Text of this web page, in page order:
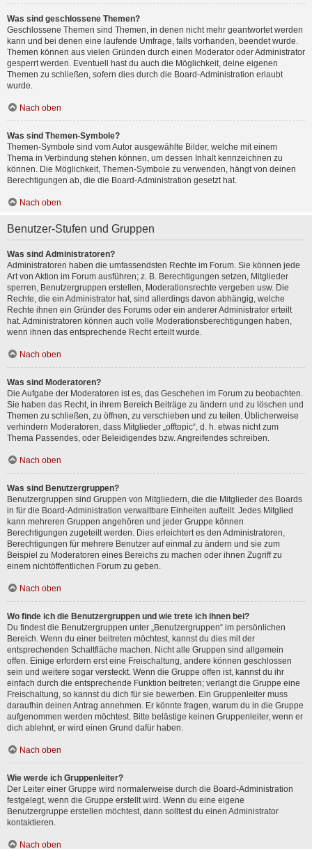
Was sind geschlossene Themen?
Geschlossene Themen sind Themen, in denen nicht mehr geantwortet werden
kann und bei denen eine laufende Umfrage, falls vorhanden, beendet wurde.
Themen können aus vielen Gründen durch einen Moderator oder Administrator
gesperrt werden. Eventuell hast du auch die Möglichkeit, deine eigenen
Themen zu schließen, sofern dies durch die Board-Administration erlaubt
wurde.
Nach oben
Was sind Themen-Symbole?
Themen-Symbole sind vom Autor ausgewählte Bilder, welche mit einem
Thema in Verbindung stehen können, um dessen Inhalt kennzeichnen zu
können. Die Möglichkeit, Themen-Symbole zu verwenden, hängt von deinen
Berechtigungen ab, die die Board-Administration gesetzt hat.
Nach oben
Benutzer-Stufen und Gruppen
Was sind Administratoren?
Administratoren haben die umfassendsten Rechte im Forum. Sie können jede
Art von Aktion im Forum ausführen; z. B. Berechtigungen setzen, Mitglieder
sperren, Benutzergruppen erstellen, Moderationsrechte vergeben usw. Die
Rechte, die ein Administrator hat, sind allerdings davon abhängig, welche
Rechte ihnen ein Gründer des Forums oder ein anderer Administrator erteilt
hat. Administratoren können auch volle Moderationsberechtigungen haben,
wenn ihnen das entsprechende Recht erteilt wurde.
Nach oben
Was sind Moderatoren?
Die Aufgabe der Moderatoren ist es, das Geschehen im Forum zu beobachten.
Sie haben das Recht, in ihrem Bereich Beiträge zu ändern und zu löschen und
Themen zu schließen, zu öffnen, zu verschieben und zu teilen. Üblicherweise
verhindern Moderatoren, dass Mitglieder „offtopic“, d. h. etwas nicht zum
Thema Passendes, oder Beleidigendes bzw. Angreifendes schreiben.
Nach oben
Was sind Benutzergruppen?
Benutzergruppen sind Gruppen von Mitgliedern, die die Mitglieder des Boards
in für die Board-Administration verwaltbare Einheiten aufteilt. Jedes Mitglied
kann mehreren Gruppen angehören und jeder Gruppe können
Berechtigungen zugeteilt werden. Dies erleichtert es den Administratoren,
Berechtigungen für mehrere Benutzer auf einmal zu ändern und sie zum
Beispiel zu Moderatoren eines Bereichs zu machen oder ihnen Zugriff zu
einem nichtöffentlichen Forum zu geben.
Nach oben
Wo finde ich die Benutzergruppen und wie trete ich ihnen bei?
Du findest die Benutzergruppen unter „Benutzergruppen“ im persönlichen
Bereich. Wenn du einer beitreten möchtest, kannst du dies mit der
entsprechenden Schaltfläche machen. Nicht alle Gruppen sind allgemein
offen. Einige erfordern erst eine Freischaltung, andere können geschlossen
sein und weitere sogar versteckt. Wenn die Gruppe offen ist, kannst du ihr
einfach durch die entsprechende Funktion beitreten; verlangt die Gruppe eine
Freischaltung, so kannst du dich für sie bewerben. Ein Gruppenleiter muss
daraufhin deinen Antrag annehmen. Er könnte fragen, warum du in die Gruppe
aufgenommen werden möchtest. Bitte belästige keinen Gruppenleiter, wenn er
dich ablehnt, er wird einen Grund dafür haben.
Nach oben
Wie werde ich Gruppenleiter?
Der Leiter einer Gruppe wird normalerweise durch die Board-Administration
festgelegt, wenn die Gruppe erstellt wird. Wenn du eine eigene
Benutzergruppe erstellen möchtest, dann solltest du einen Administrator
kontaktieren.
Nach oben